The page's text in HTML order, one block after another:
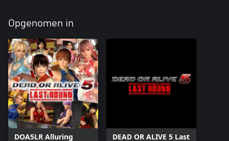
Opgenomen in
DOA5LR Alluring DEAD OR ALIVE 5 Last